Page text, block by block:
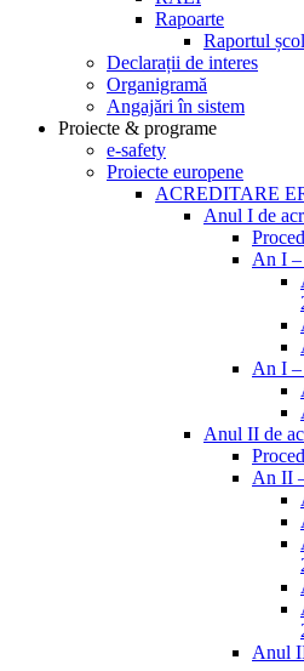
Rapoarte
Raportul
Declarații de interes
Organigramă
Angajări în sistem
Proiecte & programe
e-safety
Proiecte europene
ACREDITARE
Anul I de
An I
An I –
Anul II de
An II
Anul